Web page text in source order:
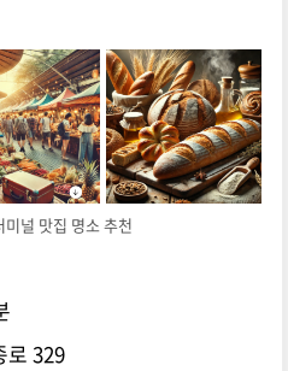
널 맛집 명소 추천
로 329